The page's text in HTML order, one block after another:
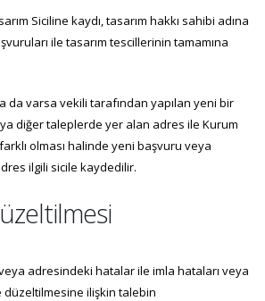
Siciline kaydı, tasarım hakkı sahibi adına
ile tasarım tescillerinin tamamına
da varsa vekili tarafından yapılan yeni bir
diğer taleplerde yer alan adres ile Kurum
olması halinde yeni başvuru veya
ilgili sicile kaydedilir.
adresindeki hatalar ile imla hataları veya
düzeltilmesine ilişkin talebin